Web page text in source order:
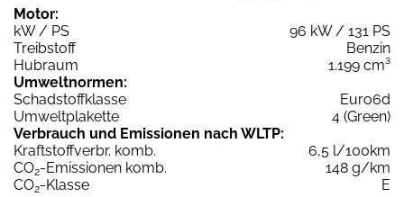
Motor:
kW / PS
96 kW / 131 PS
Treibstoff
Benzin
Hubraum
1.199 cm³
Umweltnormen:
Schadstoffklasse
Euro6d
Umweltplakette
4 (Green)
Verbrauch und Emissionen nach WLTP:
Kraftstoffverbr. komb.
6,5 l/100km
CO2-Emissionen komb.
148 g/km
CO2-Klasse
E